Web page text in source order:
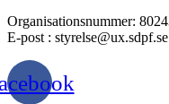
Organisationsnummer:
E-post : styrelse@ux.sdpf.se